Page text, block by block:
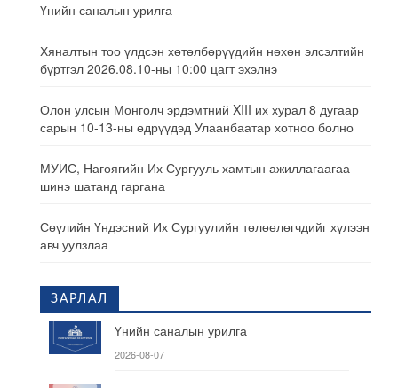
Үнийн саналын урилга
Хяналтын тоо үлдсэн хөтөлбөрүүдийн нөхөн элсэлтийн
бүртгэл 2026.08.10-ны 10:00 цагт эхэлнэ
Олон улсын Монголч эрдэмтний XIII их хурал 8 дугаар
сарын 10-13-ны өдрүүдэд Улаанбаатар хотноо болно
МУИС, Нагоягийн Их Сургууль хамтын ажиллагаагаа
шинэ шатанд гаргана
Сөүлийн Үндэсний Их Сургуулийн төлөөлөгчдийг хүлээн
авч уулзлаа
ЗАРЛАЛ
Үнийн саналын урилга
2026-08-07